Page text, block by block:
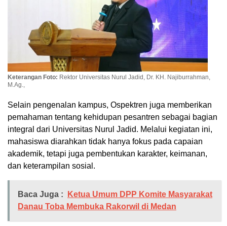
Keterangan Foto: Rektor Universitas Nurul Jadid, Dr. KH. Najiburrahman,
M.Ag.,
Selain pengenalan kampus, Ospektren juga memberikan
pemahaman tentang kehidupan pesantren sebagai bagian
integral dari Universitas Nurul Jadid. Melalui kegiatan ini,
mahasiswa diarahkan tidak hanya fokus pada capaian
akademik, tetapi juga pembentukan karakter, keimanan,
dan keterampilan sosial.
Baca Juga :
Ketua Umum DPP Komite Masyarakat
Danau Toba Membuka Rakorwil di Medan